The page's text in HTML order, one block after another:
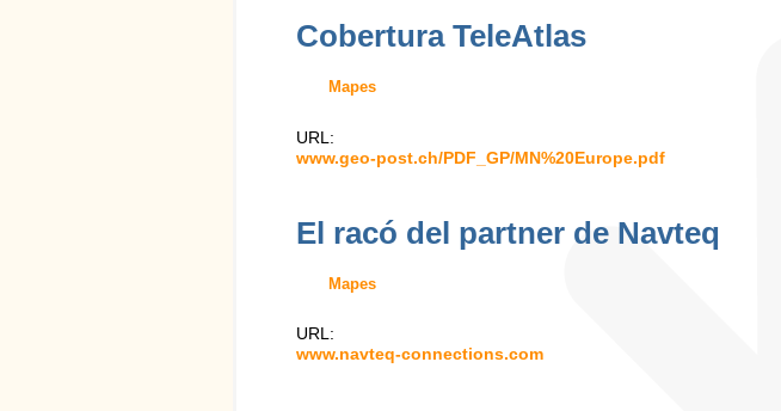
Cobertura TeleAtlas
Mapes
URL:
www.geo-post.ch/PDF_GP/MN%20Europe.pdf
El racó del partner de Navteq
Mapes
URL:
www.navteq-connections.com